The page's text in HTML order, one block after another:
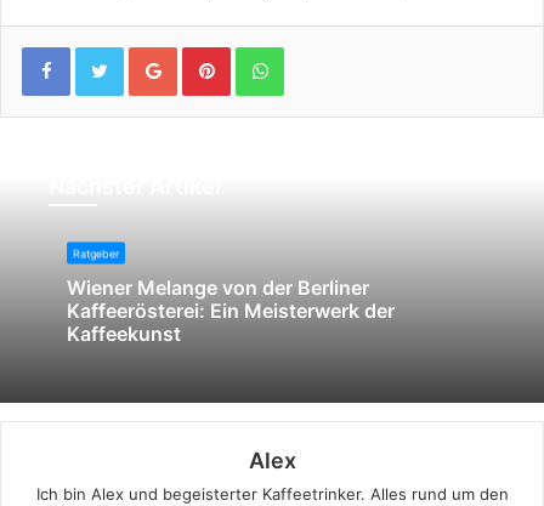
Google+PinterestWhatsApp
Ratgeber
Wiener Melange von der Berliner
Kaffeerösterei: Ein Meisterwerk der
Kaffeekunst
Alex
Ich bin Alex und begeisterter Kaffeetrinker. Alles rund um den